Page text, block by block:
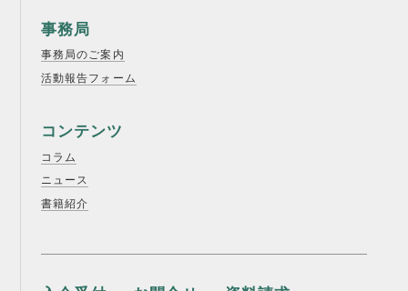
事務局
事務局のご案内
活動報告フォーム
コンテンツ
コラム
ニュース
書籍紹介